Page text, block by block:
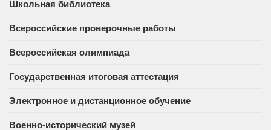
Школьная библиотека
Всероссийские проверочные работы
Всероссийская олимпиада
Государственная итоговая аттестация
Электронное и дистанционное обучение
Военно-исторический музей